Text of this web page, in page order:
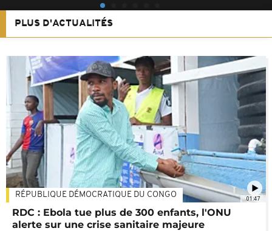
PLUS D'ACTUALITÉS
01:47
RÉPUBLIQUE DÉMOCRATIQUE DU CONGO
RDC : Ebola tue plus de 300 enfants, l'ONU
alerte sur une crise sanitaire majeure